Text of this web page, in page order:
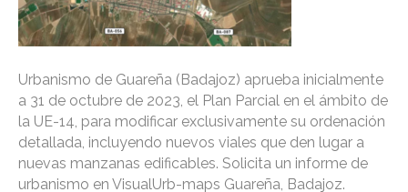
Urbanismo de Guareña (Badajoz) aprueba inicialmente
a 31 de octubre de 2023, el Plan Parcial en el ámbito de
la UE-14, para modificar exclusivamente su ordenación
detallada, incluyendo nuevos viales que den lugar a
nuevas manzanas edificables. Solicita un informe de
urbanismo en VisualUrb-maps Guareña, Badajoz.